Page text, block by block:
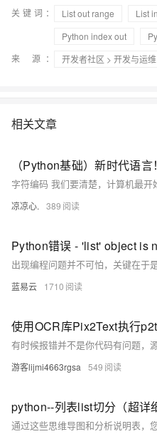
关键词：
List out range List
Python index out
来 源：
开发者社区 > 开发与运维
相关文章
凉凉心. 389
蓝易云 1710
游客lijmi4663rgsa 549
python--列表list切分（超详